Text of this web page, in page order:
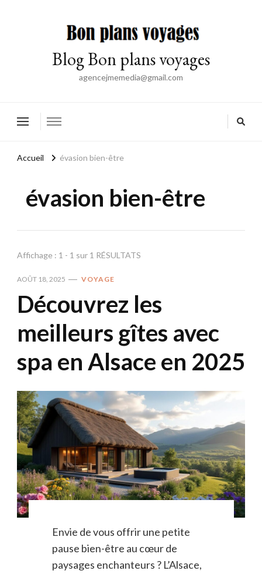
Blog Bon plans voyages
agencejmemedia@gmail.com
Accueil évasion bien-être
évasion bien-être
Affichage : 1 - 1 sur 1 RÉSULTATS
AOÛT 18, 2025 VOYAGE
Découvrez les
meilleurs gîtes avec
spa en Alsace en 2025
Envie de vous offrir une petite
pause bien-être au cœur de
paysages enchanteurs ? L’Alsace,